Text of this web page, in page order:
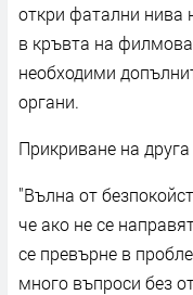
откри фатални нива
в кръвта на
необходими
органи.
Прикриване на
"Вълна от
че ако не се
се превърне в
много въпроси без